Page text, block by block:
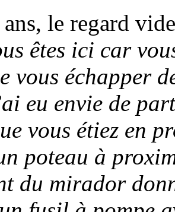
le regard
êtes ici car
vous échapper
eu envie de
vous étiez en
poteau à
du mirador